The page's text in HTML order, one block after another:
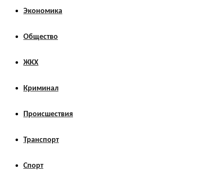
Экономика
Общество
ЖКХ
Криминал
Происшествия
Транспорт
Спорт